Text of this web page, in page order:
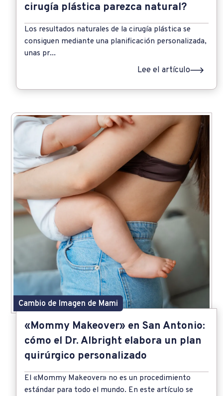
cirugía plástica parezca natural?
Los resultados naturales de la cirugía plástica se
consiguen mediante una planificación personalizada,
unas pr...
Lee el artículo
«Mommy Makeover» en San Antonio:
cómo el Dr. Albright elabora un plan
quirúrgico personalizado
El «Mommy Makeover» no es un procedimiento
estándar para todo el mundo. En este artículo se
Cambio de Imagen de Mami